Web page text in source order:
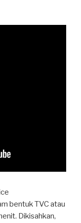
bentuk TVC atau
Dikisahkan,